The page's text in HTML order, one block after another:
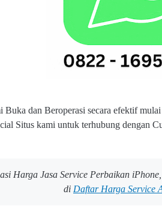
Buka dan Beroperasi secara efektif
Situs kami untuk terhubung dengan
Harga Jasa Service Perbaikan
di Daftar Harga Service